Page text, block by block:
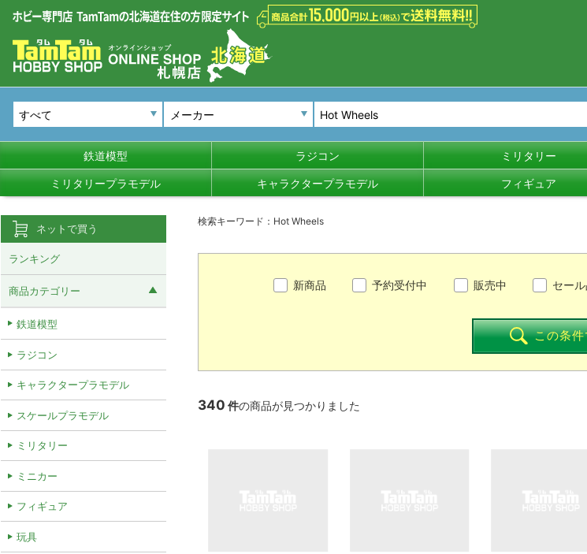
メーカー
鉄道模型 ラジコン ミリタリー
ミリタリープラモデル キャラクタープラモデル フィギュア
検索キーワード：Hot Wheels
新商品 予約受付中 販売中 セー
この条
340 件の商品が見つかりました
ネットで買う
ランキング
商品カテゴリー
鉄道模型
ラジコン
キャラクタープラモデル
スケールプラモデル
ミリタリー
ミニカー
フィギュア
玩具